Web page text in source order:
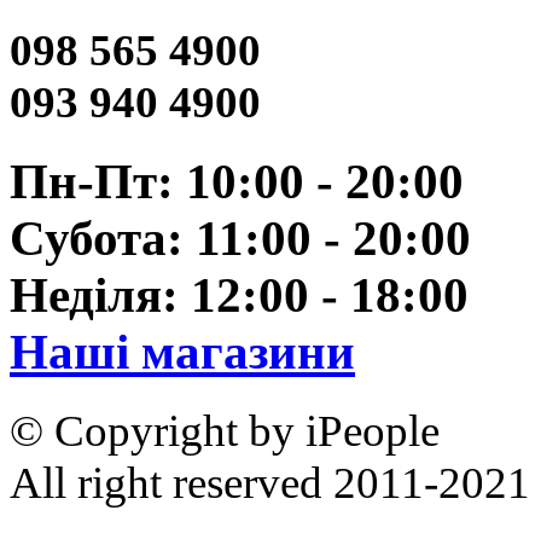
098 565 4900
093 940 4900
Пн-Пт: 10:00 - 20:00
Субота: 11:00 - 20:00
Неділя: 12:00 - 18:00
Наші магазини
© Copyright by iPeople
All right reserved 2011-2021